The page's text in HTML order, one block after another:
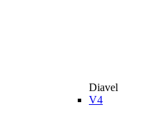
Diavel
V4